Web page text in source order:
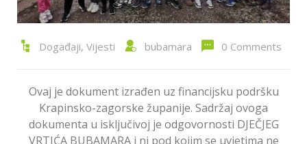
Događaji, Vijesti bubamara 0 Comments
Ovaj je dokument izrađen uz financijsku podršku
Krapinsko-zagorske županije. Sadržaj ovoga
dokumenta u isključivoj je odgovornosti DJEČJEG
VRTIĆA BUBAMARA i ni pod kojim se uvjetima ne